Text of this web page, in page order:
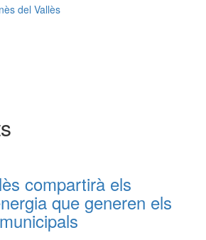
del Vallès
compartirà els
que generen els